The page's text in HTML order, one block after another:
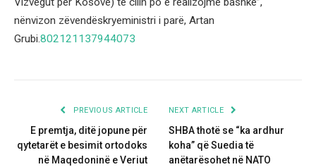
nënvizon zëvendëskryeministri i parë, Artan
Grubi.802121137944073
PREVIOUS ARTICLE
E premtja, ditë jopune për
qytetarët e besimit ortodoks
në Maqedoninë e Veriut
NEXT ARTICLE
SHBA thotë se “ka ardhur
koha” që Suedia të
anëtarësohet në NATO